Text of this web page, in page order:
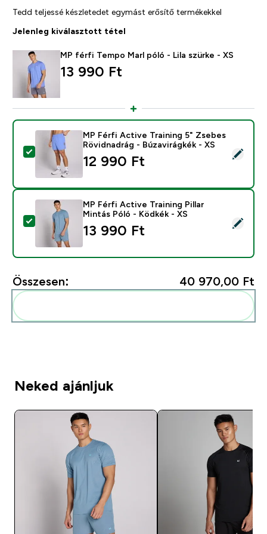
Tedd teljessé készletedet egymást erősítő termékekkel
Jelenleg kiválasztott tétel
MP férfi Tempo Marl póló - Lila szürke - XS
13 990 Ft‎
Termék kiválasztása - MP Férfi Active Training 5"
MP Férfi Active Training 5" Zsebes
Rövidnadrág - Búzavirágkék - XS
12 990 Ft‎
Termék kiválasztása - MP Férfi Active Training Pillar
MP Férfi Active Training Pillar
Mintás Póló - Ködkék - XS
13 990 Ft‎
Összesen: 40 970,00 Ft‎
Neked ajánljuk